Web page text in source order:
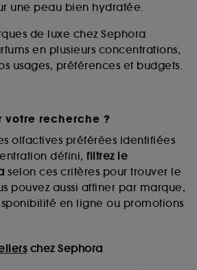
une peau bien hydratée.
de luxe chez Sephora
en plusieurs concentrations,
usages, préférences et budgets.
votre recherche ?
olfactives préférées identifiées
défini, filtrez le
selon ces critères pour trouver le
pouvez aussi affiner par marque,
en ligne ou promotions
chez Sephora